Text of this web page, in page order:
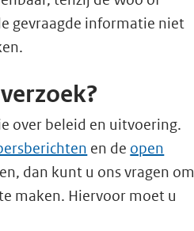
gevraagde informatie niet
over beleid en uitvoering.
en de open
dan kunt u ons vragen om
maken. Hiervoor moet u